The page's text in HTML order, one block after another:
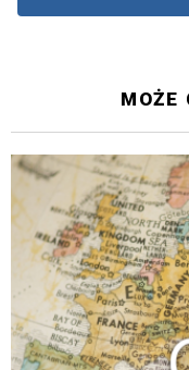
MOŻE